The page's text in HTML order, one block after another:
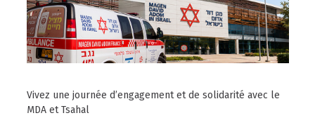
Vivez une journée d’engagement et de solidarité avec le
MDA et Tsahal